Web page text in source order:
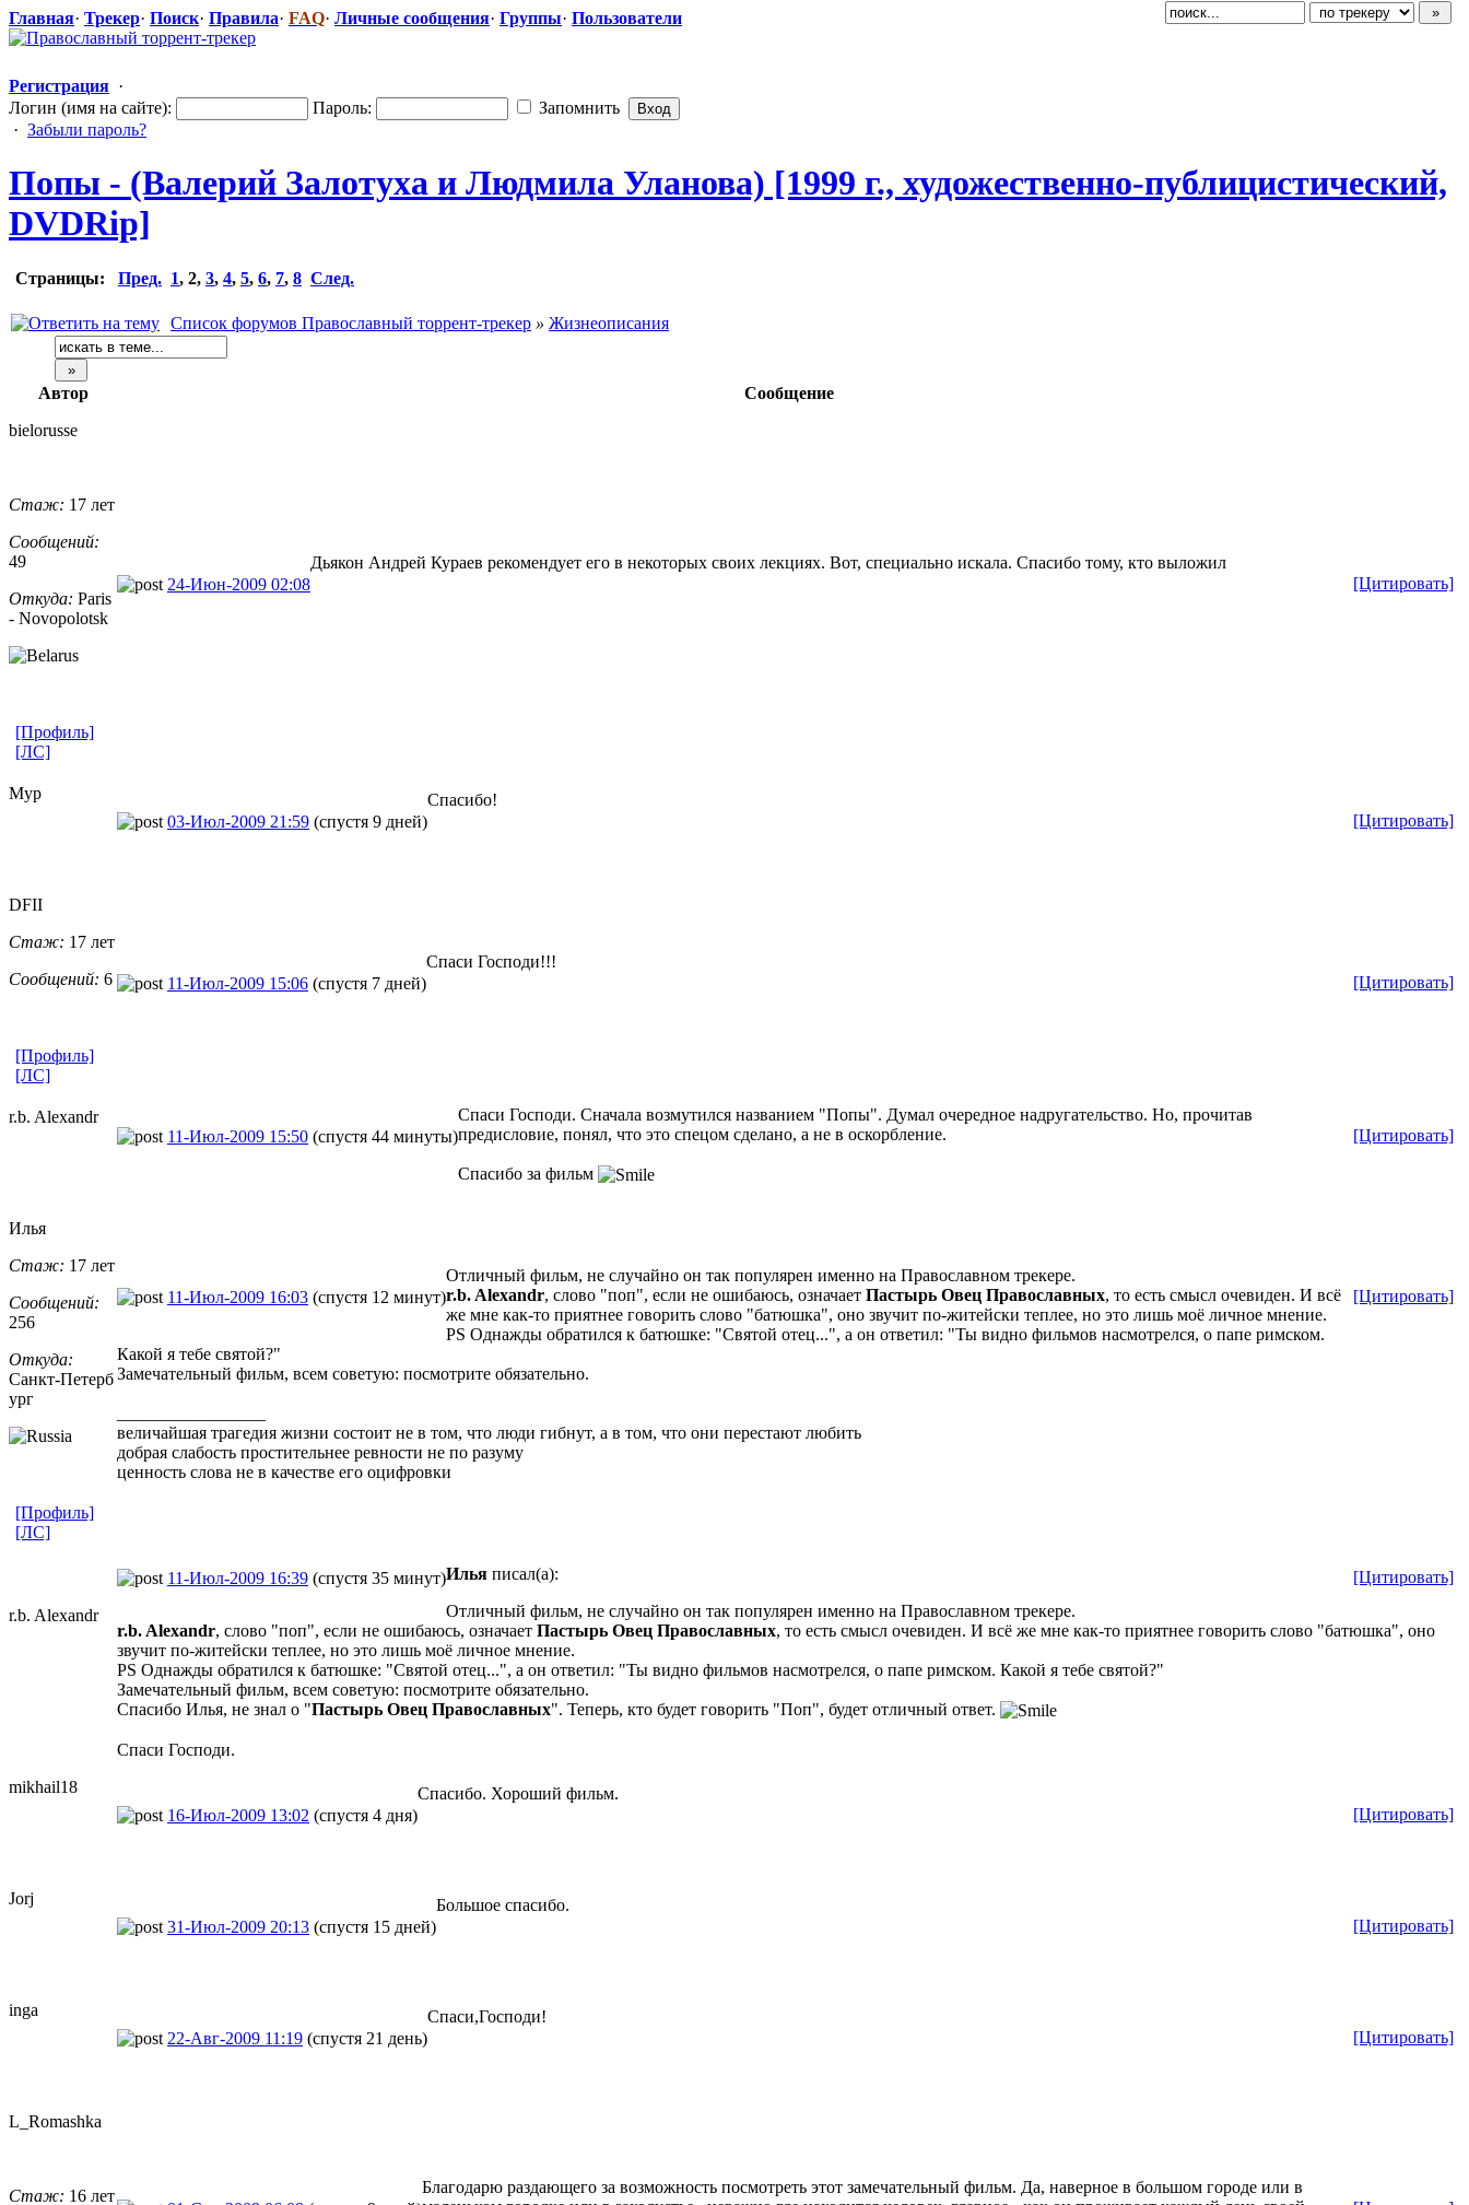
Главная· Трекер· Поиск· Правила· FAQ· Личные сообщения· Группы· Пользователи
Регистрация ·
Логин (имя на сайте):
Пароль:
Запомнить
· Забыли пароль?
Попы - (Валерий Залотуха и Людмила Уланова) [1999 г., художественн​о-публицисти​ческий,
DVDRip]
Страницы: Пред. 1, 2, 3, 4, 5, 6, 7, 8 След.
Список форумов Православный торрент-трекер » Жизнеописания
Автор
Сообщение
bielorusse
Стаж: 17 лет
Сообщений:
49
Откуда: Paris
- Novopolotsk
24-Июн-2009 02:08 [Цитировать]
Дьякон Андрей Кураев рекомендует его в некоторых своих лекциях. Вот, специально искала. Спасибо тому, кто выложил
[Профиль]
[ЛС]
Мур
03-Июл-2009 21:59 (спустя 9 дней) [Цитировать]
Спасибо!
DFII
Стаж: 17 лет
Сообщений: 6 11-Июл-2009 15:06 (спустя 7 дней) [Цитировать]
Спаси Господи!!!
[Профиль]
[ЛС]
r.b. Alexandr
11-Июл-2009 15:50 (спустя 44 минуты) [Цитировать]
Спаси Господи. Сначала возмутился названием "Попы". Думал очередное надругательство. Но, прочитав
предисловие, понял, что это спецом сделано, а не в оскорбление.
Спасибо за фильм
Илья
Стаж: 17 лет
Сообщений:
256
Откуда:
Санкт-Петерб
ург
11-Июл-2009 16:03 (спустя 12 минут) [Цитировать]
Отличный фильм, не случайно он так популярен именно на Православном трекере.
r.b. Alexandr, слово "поп", если не ошибаюсь, означает Пастырь Овец Православных, то есть смысл очевиден. И всё
же мне как-то приятнее говорить слово "батюшка", оно звучит по-житейски теплее, но это лишь моё личное мнение.
PS Однажды обратился к батюшке: "Святой отец...", а он ответил: "Ты видно фильмов насмотрелся, о папе римском.
Какой я тебе святой?"
Замечательный фильм, всем советую: посмотрите обязательно.
величайшая трагедия жизни состоит не в том, что люди гибнут, а в том, что они перестают любить
добрая слабость простительнее ревности не по разуму
ценность слова не в качестве его оцифровки
[Профиль]
[ЛС]
r.b. Alexandr
11-Июл-2009 16:39 (спустя 35 минут) [Цитировать]
Илья писал(а):
Отличный фильм, не случайно он так популярен именно на Православном трекере.
r.b. Alexandr, слово "поп", если не ошибаюсь, означает Пастырь Овец Православных, то есть смысл очевиден. И всё же мне как-то приятнее говорить слово "батюшка", оно
звучит по-житейски теплее, но это лишь моё личное мнение.
PS Однажды обратился к батюшке: "Святой отец...", а он ответил: "Ты видно фильмов насмотрелся, о папе римском. Какой я тебе святой?"
Замечательный фильм, всем советую: посмотрите обязательно.
Спасибо Илья, не знал о "Пастырь Овец Православных". Теперь, кто будет говорить "Поп", будет отличный ответ.
Спаси Господи.
mikhail18
16-Июл-2009 13:02 (спустя 4 дня) [Цитировать]
Спасибо. Хороший фильм.
Jorj
31-Июл-2009 20:13 (спустя 15 дней) [Цитировать]
Большое спасибо.
inga
22-Авг-2009 11:19 (спустя 21 день) [Цитировать]
Спаси,Господи!
L_Romashka
Стаж: 16 лет
Благодарю раздающего за возможность посмотреть этот замечательный фильм. Да, наверное в большом городе или в